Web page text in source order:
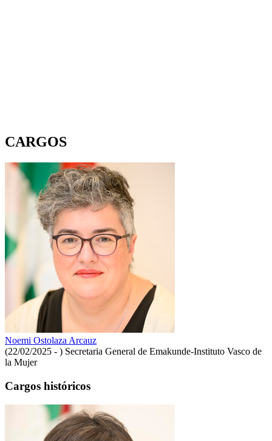
CARGOS
Noemi Ostolaza Arcauz
(22/02/2025 - ) Secretaria General de Emakunde-Instituto Vasco de
la Mujer
Cargos históricos